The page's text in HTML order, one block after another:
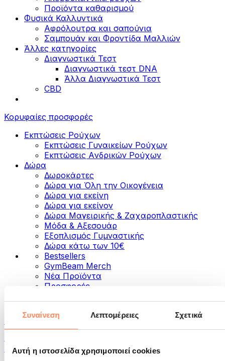
Συναίνεση Λεπτομέρειες Σχετικά
Αυτή η ιστοσελίδα χρησιμοποιεί cookies
Προϊόντα καθαρισμού
Φυσικά Καλλυντικά
Αφρόλουτρα και σαπούνια
Σαμπουάν και Φροντίδα Μαλλιών
Άλλες κατηγορίες
Διαγνωστικά Τεστ
Διαγνωστικά τεστ DNA
Άλλα Διαγνωστικά Τεστ
CBD
Κορυφαίες προσφορές
Εκπτώσεις Ρούχων
Εκπτώσεις Γυναικείων Ρούχων
Εκπτώσεις Aνδρικών Ρούχων
Δώρα
Δωροκάρτες
Δώρα για Όλη την Οικογένεια
Δώρα για εκείνη
Δώρα για εκείνον
Δώρα Μαγειρικής & Ζαχαροπλαστικής
Μόδα & Αξεσουάρ
Εξοπλισμός Γυμναστικής
Δώρα κάτω των 10€
Bestsellers
GymBeam Merch
Νέα Προϊόντα
Προσφορές
Κατηγορίες
Τρόφιμα
Ξηροί Καρποί